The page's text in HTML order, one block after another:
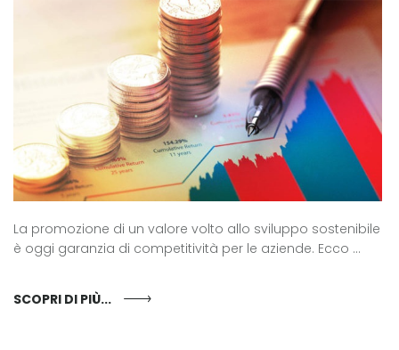
La promozione di un valore volto allo sviluppo sostenibile
è oggi garanzia di competitività per le aziende. Ecco ...
SCOPRI DI PIÙ...